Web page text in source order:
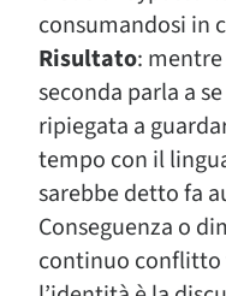
consumandosi in
Risultato:
seconda parla a
ripiegata a
tempo con il
sarebbe detto fa
Conseguenza o
continuo conflitto